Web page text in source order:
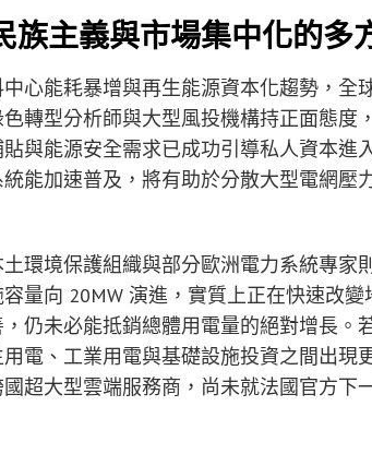
族主義與市場集中化的多
心能耗暴增與再生能源資本化趨勢，全
轉型分析師與大型風投機構持正面態度
與能源安全需求已成功引導私人資本進
能加速普及，將有助於分散大型電網壓
環境保護組織與部分歐洲電力系統專
量向 20MW 演進，實質上正在快速改
仍未必能抵銷總體用電量的絕對增長。
電、工業用電與基礎設施投資之間出現
超大型雲端服務商，尚未就法國官方下